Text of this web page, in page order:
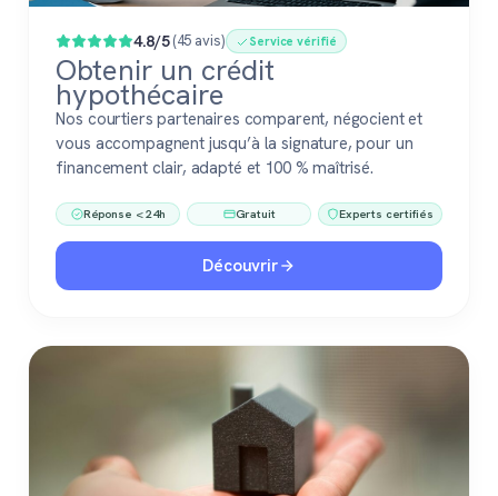
4.8/5(45 avis) Service vérifié
Obtenir un crédit
hypothécaire
Nos courtiers partenaires comparent, négocient et
vous accompagnent jusqu’à la signature, pour un
financement clair, adapté et 100 % maîtrisé.
Réponse < 24h Gratuit Experts certifiés
Découvrir